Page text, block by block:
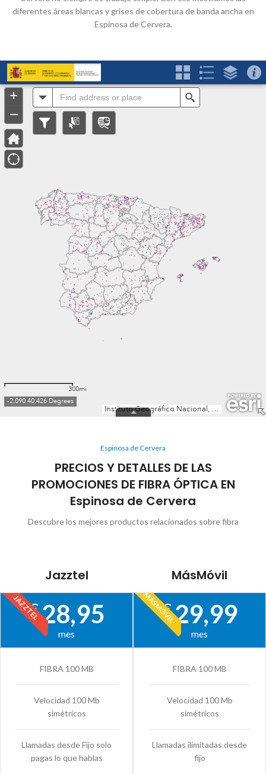
diferentes áreas blancas y grises de cobertura de banda ancha en
Espinosa de Cervera.
Espinosa de Cervera
PRECIOS Y DETALLES DE LAS
PROMOCIONES DE FIBRA ÓPTICA EN
Espinosa de Cervera
Descubre los mejores productos relacionados sobre fibra
Jazztel
JAZZTEL
€28,95
mes
FIBRA 100 MB
Velocidad 100 Mb
simétricos
Llamadas desde Fijo solo
pagas lo que hablas
MásMóvil
MÁSMÓVIL
€29,99
mes
FIBRA 100 MB
Velocidad 100 Mb
simétricos
Llamadas ilimitadas desde
fijo